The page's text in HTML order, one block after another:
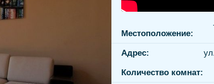
Местоположение:
Адрес:
Количество комнат: